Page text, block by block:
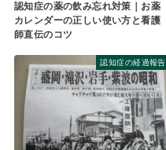
認知症の薬の飲み忘れ対策｜お薬
カレンダーの正しい使い方と看護
師直伝のコツ
認知症の経過報告